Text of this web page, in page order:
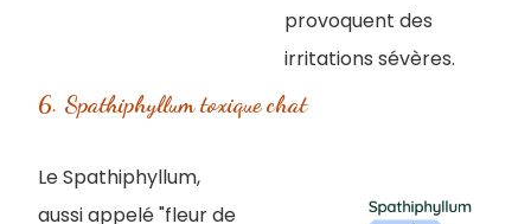
provoquent des
irritations sévères.
6. Spathiphyllum toxique chat
Le Spathiphyllum,
aussi appelé "fleur de